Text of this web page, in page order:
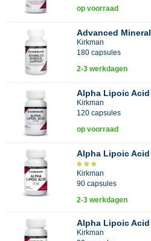
op voorraad
Advanced
Kirkman
180 capsules
2-3 werkdagen
Alpha Lipoic Acid
Kirkman
120 capsules
op voorraad
Alpha Lipoic
Kirkman
90 capsules
2-3 werkdagen
Alpha Lipoic Acid
Kirkman